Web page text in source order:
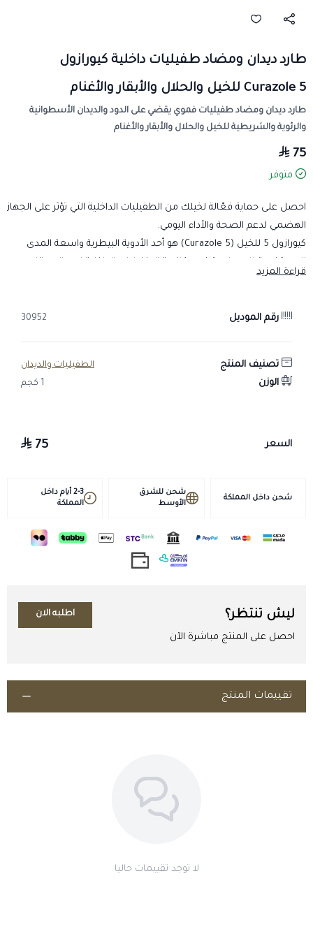
طارد ديدان ومضاد طفيليات داخلية كيورازول
Curazole 5 للخيل والحلال والأبقار والأغنام
طارد ديدان ومضاد طفيليات فموي يقضي على الدود والديدان الأسطوانية
والرئوية والشريطية للخيل والحلال والأبقار والأغنام
75
متوفر
احصل على حماية فعّالة لخيلك من الطفيليات الداخلية التي تؤثر على الجهاز
الهضمي لدعم الصحة والأداء اليومي.
كيورازول 5 للخيل (Curazole 5) هو أحد الأدوية البيطرية واسعة المدى
حالته العامة. يعد خيارًا فعّالًا ضمن حلول علاج الطفيليات للخيول ودعم
إذا كان خيلك يعاني من مشاكل بالجهاز الهضمي مع ظهور أعراض
الطفيليات الداخلية عليه فـ كيورازول 5:
• يساعد على مكافحة بعض أنواع الديدان الشريطية.
• يساعد في دعم صحة الجهاز الهضمي للخيل.
• يساهم في تقليل آثار الطفيليات على الجسم.
• يدعم علاج الخيل من المشكلات المرتبطة بالطفيليات الداخلية.
• طريقة الاستخدام: يُعطى فمويًا حسب وزن الحيوان.
• الأغنام والماعز: 50 مجم/كجم من وزن الحيوان.
• رج العبوة جيدًا قبل الاستخدام.
نعم، المساعدة في تقليل تأثير الطفيليات قد تدعم صحة الحيوان ونشاطه
اطلبه الآن من طموح الخيّال!
قراءة المزيد
رقم الموديل 30952
تصنيف المنتج الطفيليات والديدان
الوزن 1 كجم
السعر 75
شحن داخل المملكة
شحن للشرق
الأوسط
2-3 أيام داخل
المملكة
ليش تنتظر؟
احصل على المنتج مباشرة الآن
اطلبه الان
اطلب المنتج
تقييمات المنتج
لا توجد تقييمات حاليا